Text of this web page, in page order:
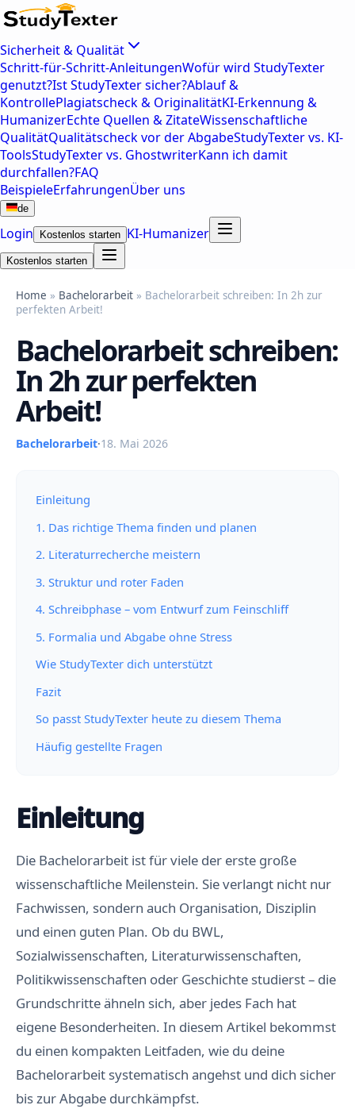
Sicherheit & Qualität
Schritt-für-Schritt-AnleitungenWofür wird StudyTexter
genutzt?Ist StudyTexter sicher?Ablauf &
KontrollePlagiatscheck & OriginalitätKI-Erkennung &
HumanizerEchte Quellen & ZitateWissenschaftliche
QualitätQualitätscheck vor der AbgabeStudyTexter vs. KI-
ToolsStudyTexter vs. GhostwriterKann ich damit
durchfallen?FAQ
BeispieleErfahrungenÜber uns
de
Login Kostenlos starten KI-Humanizer
Kostenlos starten
Home » Bachelorarbeit » Bachelorarbeit schreiben: In 2h zur
perfekten Arbeit!
Bachelorarbeit schreiben:
In 2h zur perfekten
Arbeit!
Bachelorarbeit·18. Mai 2026
Einleitung
1. Das richtige Thema finden und planen
2. Literaturrecherche meistern
3. Struktur und roter Faden
4. Schreibphase – vom Entwurf zum Feinschliff
5. Formalia und Abgabe ohne Stress
Wie StudyTexter dich unterstützt
Fazit
So passt StudyTexter heute zu diesem Thema
Häufig gestellte Fragen
Einleitung
Die Bachelorarbeit ist für viele der erste große
wissenschaftliche Meilenstein. Sie verlangt nicht nur
Fachwissen, sondern auch Organisation, Disziplin
und einen guten Plan. Ob du BWL,
Sozialwissenschaften, Literaturwissenschaften,
Politikwissenschaften oder Geschichte studierst – die
Grundschritte ähneln sich, aber jedes Fach hat
eigene Besonderheiten. In diesem Artikel bekommst
du einen kompakten Leitfaden, wie du deine
Bachelorarbeit systematisch angehst und dich sicher
bis zur Abgabe durchkämpfst.